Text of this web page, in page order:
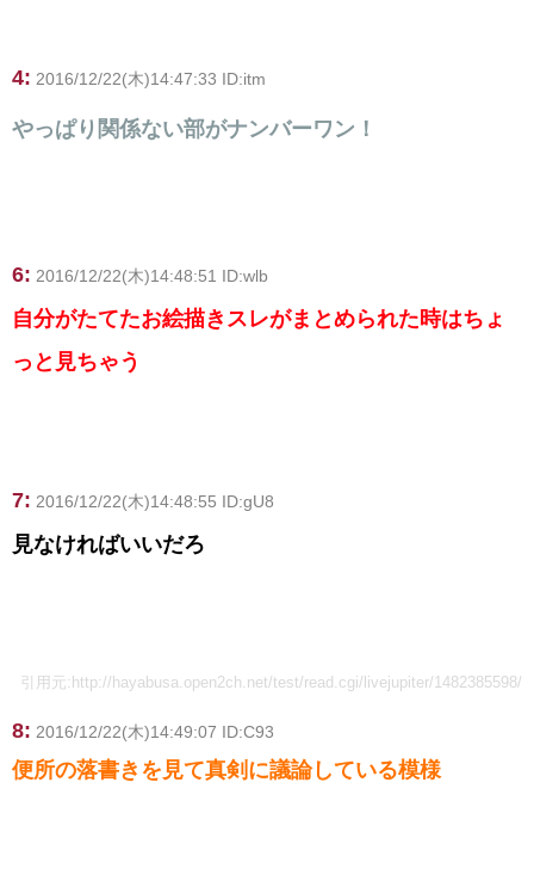
4: 2016/12/22(木)14:47:33 ID:itm
やっぱり関係ない部がナンバーワン！
6: 2016/12/22(木)14:48:51 ID:wlb
自分がたてたお絵描きスレがまとめられた時はちょ
っと見ちゃう
7: 2016/12/22(木)14:48:55 ID:gU8
見なければいいだろ
引用元:http://hayabusa.open2ch.net/test/read.cgi/livejupiter/1482385598/
8: 2016/12/22(木)14:49:07 ID:C93
便所の落書きを見て真剣に議論している模様